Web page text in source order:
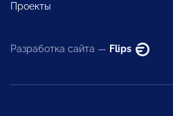
Проекты
Разработка сайта — Flips